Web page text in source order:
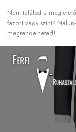
Nem találod a
fazont vagy színt?
megrendelheted!